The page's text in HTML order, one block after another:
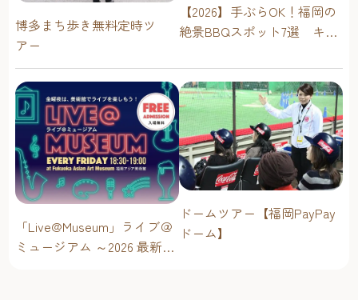
博多まち歩き無料定時ツ
アー
【2026】手ぶらOK！福岡の
絶景BBQスポット7選 キャ
に楽しむ
「Live@Museum」ライブ＠
ミュージアム ～2026 最新イ
ドームツアー【福岡PayPay
ドーム】